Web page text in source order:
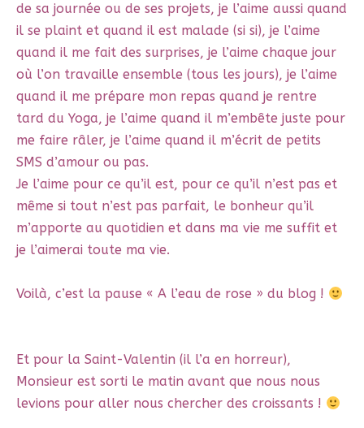
de sa journée ou de ses projets, je l’aime aussi quand
il se plaint et quand il est malade (si si), je l’aime
quand il me fait des surprises, je l’aime chaque jour
où l’on travaille ensemble (tous les jours), je l’aime
quand il me prépare mon repas quand je rentre
tard du Yoga, je l’aime quand il m’embête juste pour
me faire râler, je l’aime quand il m’écrit de petits
SMS d’amour ou pas.
Je l’aime pour ce qu’il est, pour ce qu’il n’est pas et
même si tout n’est pas parfait, le bonheur qu’il
m’apporte au quotidien et dans ma vie me suffit et
je l’aimerai toute ma vie.
Voilà, c’est la pause « A l’eau de rose » du blog !
Et pour la Saint-Valentin (il l’a en horreur),
Monsieur est sorti le matin avant que nous nous
levions pour aller nous chercher des croissants !